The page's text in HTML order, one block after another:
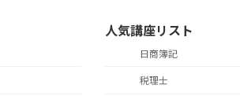
人気講座リスト
日商簿記
税理士